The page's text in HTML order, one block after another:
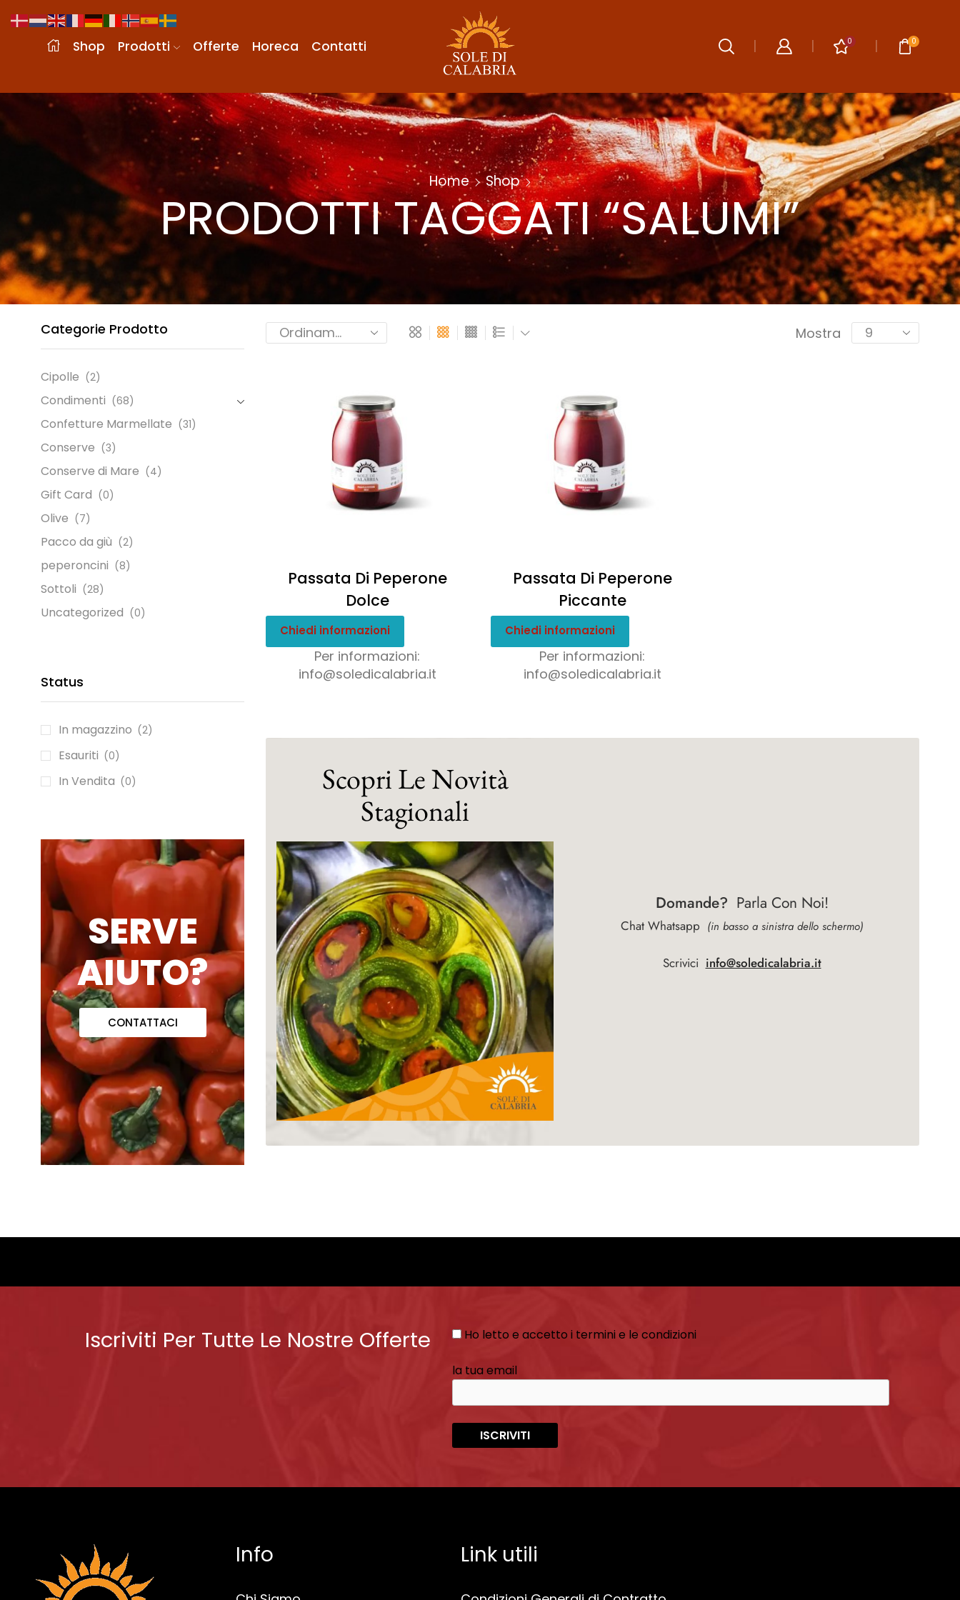
Shop Prodotti Offerte Horeca Contatti 0 0
Home Shop
PRODOTTI TAGGATI “SALUMI”
Mostra
Passata Di Peperone
Dolce
Chiedi informazioni
Per informazioni:
info@soledicalabria.it
Passata Di Peperone
Piccante
Chiedi informazioni
Per informazioni:
info@soledicalabria.it
Scopri Le Novità
Stagionali
Domande? Parla Con Noi!
Chat Whatsapp (in basso a sinistra dello schermo)
Scrivici info@soledicalabria.it
Categorie Prodotto
Cipolle (2)
Condimenti (68)
Confetture Marmellate (31)
Conserve (3)
Conserve di Mare (4)
Gift Card (0)
Olive (7)
Pacco da giù (2)
peperoncini (8)
Sottoli (28)
Uncategorized (0)
Status
In magazzino (2)
Esauriti (0)
In Vendita (0)
SERVE
AIUTO?
CONTATTACI
Iscriviti Per Tutte Le Nostre Offerte Ho letto e accetto i termini e le condizioni
la tua email
Info Link utili